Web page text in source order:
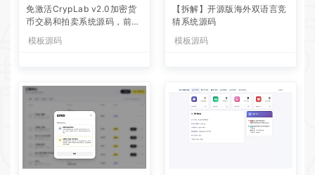
免激活CrypLab v2.0加密货
币交易和拍卖系统源码，前台
新增中文后台全部汉化
模板源码
【拆解】开源版海外双语言竞
猜系统源码
模板源码